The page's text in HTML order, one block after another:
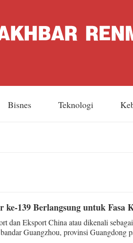
Bisnes Teknologi
ke-139 Berlangsung untuk Fasa
dan Eksport China atau dikenali
Guangzhou, provinsi Guangdong